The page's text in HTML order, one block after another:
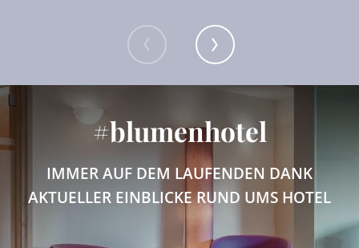
#blumenhotel
IMMER AUF DEM LAUFENDEN DANK
AKTUELLER EINBLICKE RUND UMS HOTEL